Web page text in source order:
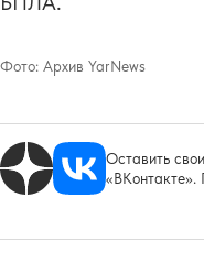
Фото: Архив YarNews
Оставить
«ВКонтакте».